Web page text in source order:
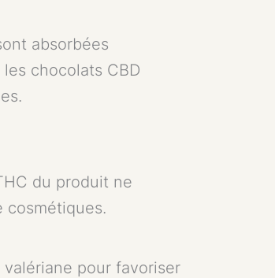
absorbées
chocolats CBD
du produit ne
cosmétiques.
pour favoriser